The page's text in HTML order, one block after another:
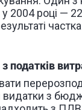
у 2004 році
з податків
видатки з